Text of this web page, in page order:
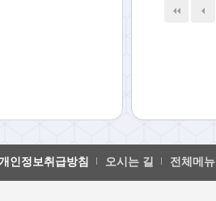
인정보취급방침 오시는 길 전체메뉴